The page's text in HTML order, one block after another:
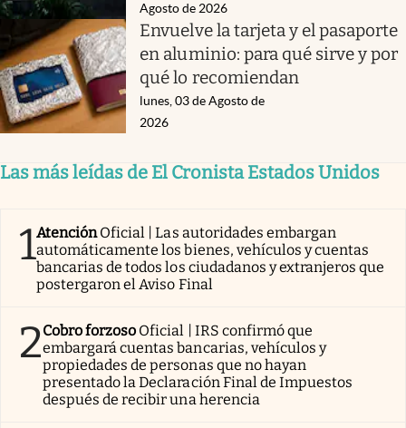
Agosto de 2026
Envuelve la tarjeta y el pasaporte
en aluminio: para qué sirve y por
qué lo recomiendan
lunes, 03 de Agosto de
2026
Las más leídas de El Cronista Estados Unidos
1AtenciónOficial | Las autoridades embargan
automáticamente los bienes, vehículos y cuentas
bancarias de todos los ciudadanos y extranjeros que
postergaron el Aviso Final
2Cobro forzoso Oficial | IRS confirmó que
embargará cuentas bancarias, vehículos y
propiedades de personas que no hayan
presentado la Declaración Final de Impuestos
después de recibir una herencia